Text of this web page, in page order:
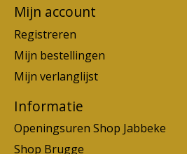
Mijn account
Registreren
Mijn bestellingen
Mijn verlanglijst
Informatie
Openingsuren Shop Jabbeke
Shop Brugge